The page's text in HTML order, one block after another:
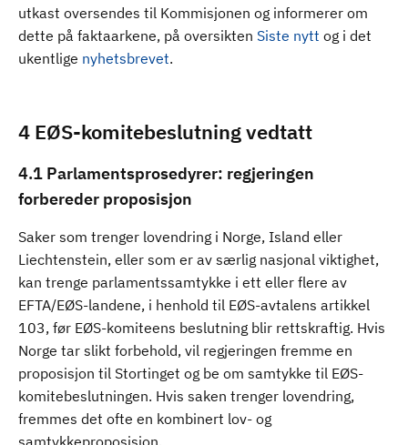
utkast oversendes til Kommisjonen og informerer om
dette på faktaarkene, på oversikten Siste nytt og i det
ukentlige nyhetsbrevet.
4 EØS-komitebeslutning vedtatt
4.1 Parlamentsprosedyrer: regjeringen
forbereder proposisjon
Saker som trenger lovendring i Norge, Island eller
Liechtenstein, eller som er av særlig nasjonal viktighet,
kan trenge parlamentssamtykke i ett eller flere av
EFTA/EØS-landene, i henhold til EØS-avtalens artikkel
103, før EØS-komiteens beslutning blir rettskraftig. Hvis
Norge tar slikt forbehold, vil regjeringen fremme en
proposisjon til Stortinget og be om samtykke til EØS-
komitebeslutningen. Hvis saken trenger lovendring,
fremmes det ofte en kombinert lov- og
samtykkeproposisjon.